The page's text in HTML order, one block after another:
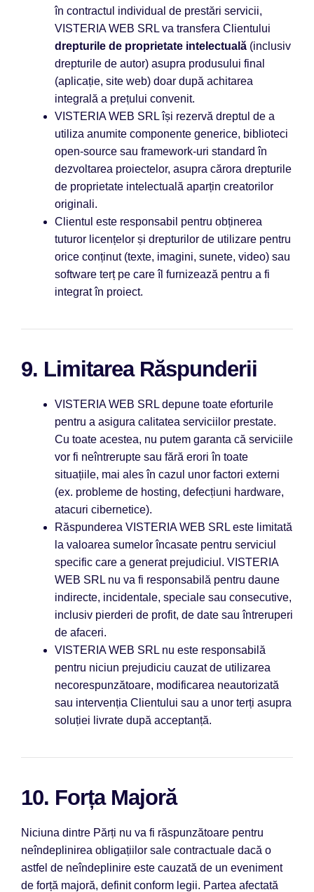
în contractul individual de prestări servicii,
VISTERIA WEB SRL va transfera Clientului
drepturile de proprietate intelectuală (inclusiv
drepturile de autor) asupra produsului final
(aplicație, site web) doar după achitarea
integrală a prețului convenit.
VISTERIA WEB SRL își rezervă dreptul de a
utiliza anumite componente generice, biblioteci
open-source sau framework-uri standard în
dezvoltarea proiectelor, asupra cărora drepturile
de proprietate intelectuală aparțin creatorilor
originali.
Clientul este responsabil pentru obținerea
tuturor licențelor și drepturilor de utilizare pentru
orice conținut (texte, imagini, sunete, video) sau
software terț pe care îl furnizează pentru a fi
integrat în proiect.
9. Limitarea Răspunderii
VISTERIA WEB SRL depune toate eforturile
pentru a asigura calitatea serviciilor prestate.
Cu toate acestea, nu putem garanta că serviciile
vor fi neîntrerupte sau fără erori în toate
situațiile, mai ales în cazul unor factori externi
(ex. probleme de hosting, defecțiuni hardware,
atacuri cibernetice).
Răspunderea VISTERIA WEB SRL este limitată
la valoarea sumelor încasate pentru serviciul
specific care a generat prejudiciul. VISTERIA
WEB SRL nu va fi responsabilă pentru daune
indirecte, incidentale, speciale sau consecutive,
inclusiv pierderi de profit, de date sau întreruperi
de afaceri.
VISTERIA WEB SRL nu este responsabilă
pentru niciun prejudiciu cauzat de utilizarea
necorespunzătoare, modificarea neautorizată
sau intervenția Clientului sau a unor terți asupra
soluției livrate după acceptanță.
10. Forța Majoră
Niciuna dintre Părți nu va fi răspunzătoare pentru
neîndeplinirea obligațiilor sale contractuale dacă o
astfel de neîndeplinire este cauzată de un eveniment
de forță majoră, definit conform legii. Partea afectată